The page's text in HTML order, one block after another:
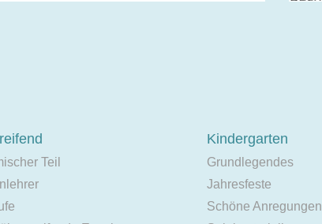
Teil
Kindergarten
Grundlegendes
Jahresfeste
Schöne Anregungen